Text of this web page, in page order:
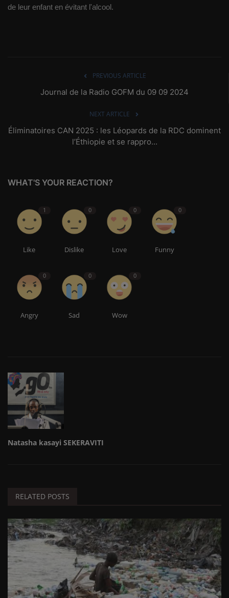
de leur enfant en évitant l'alcool.
PREVIOUS ARTICLE
Journal de la Radio GOFM du 09 09 2024
NEXT ARTICLE
Éliminatoires CAN 2025 : les Léopards de la RDC dominent
l’Éthiopie et se rappro...
WHAT'S YOUR REACTION?
1
Like
0
Dislike
0
Love
0
Funny
0
Angry
0
Sad
0
Wow
Natasha kasayi SEKERAVITI
RELATED POSTS